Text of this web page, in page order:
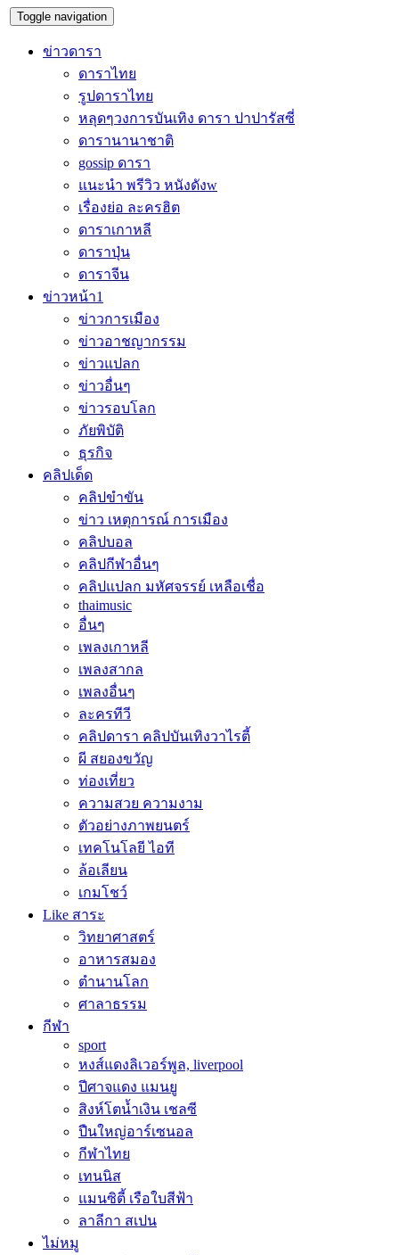
Toggle navigation
ข่าวดารา
ดาราไทย
รูปดาราไทย
หลุดๆวงการบันเทิง ดารา ปาปารัสซี่
ดารานานาชาติ
gossip ดารา
แนะนำ พรีวิว หนังดังw
เรื่องย่อ ละครฮิต
ดาราเกาหลี
ดาราปุ่น
ดาราจีน
ข่าวหน้า1
ข่าวการเมือง
ข่าวอาชญากรรม
ข่าวแปลก
ข่าวอื่นๆ
ข่าวรอบโลก
ภัยพิบัติ
ธุรกิจ
คลิปเด็ด
คลิปขำขัน
ข่าว เหตุการณ์ การเมือง
คลิปบอล
คลิปกีฬาอื่นๆ
คลิปแปลก มหัศจรรย์ เหลือเชื่อ
thaimusic
อื่นๆ
เพลงเกาหลี
เพลงสากล
เพลงอื่นๆ
ละครทีวี
คลิปดารา คลิปบันเทิงวาไรตี้
ผี สยองขวัญ
ท่องเที่ยว
ความสวย ความงาม
ตัวอย่างภาพยนตร์
เทคโนโลยี ไอที
ล้อเลียน
เกมโชว์
Like สาระ
วิทยาศาสตร์
อาหารสมอง
ตำนานโลก
ศาลาธรรม
กีฬา
sport
หงส์แดงลิเวอร์พูล, liverpool
ปีศาจแดง แมนยู
สิงห์โตน้ำเงิน เชลซี
ปืนใหญ่อาร์เซนอล
กีฬาไทย
เทนนิส
แมนซิตี้ เรือใบสีฟ้า
ลาลีกา สเปน
ไม่หมู